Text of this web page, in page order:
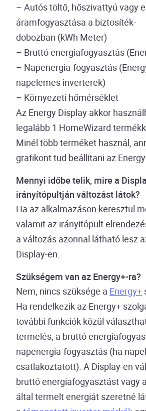
– Autós töltő, hőszivattyú vagy
áramfogyasztása a biztosíték-
dobozban (kWh Meter)
– Bruttó energiafogyasztás
– Napenergia-fogyasztás
napelemes inverterek)
– Környezeti hőmérséklet
Az Energy Display akkor
legalább 1 HomeWizard
Minél több terméket használ,
grafikont tud beállítani az Energy
Mennyi időbe telik, mire a
irányítópultján változást látok?
Ha az alkalmazáson keresztül
valamit az irányítópult
a változás azonnal látható lesz
Display-en.
Szükségem van az Energy+-ra?
Nem, nincs szüksége a Energy+
Ha rendelkezik az Energy+
további funkciók közül
termelés, a bruttó
napenergia-fogyasztás (ha
csatlakoztatott). A Display-en
bruttó energiafogyasztást vagy
által termelt energiát szeretné